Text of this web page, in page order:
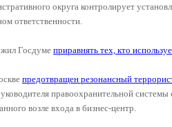
округа контролирует
ответственности.
Госдуме приравнять тех, кто
предотвращен резонансный
правоохранительной
возле входа в бизнес-центр.